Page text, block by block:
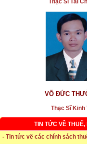
Thạc Sĩ Tài
VÕ ĐỨC
Thạc Sĩ Kinh
TIN TỨC VỀ THUẾ,
- Tin tức về các chính sách